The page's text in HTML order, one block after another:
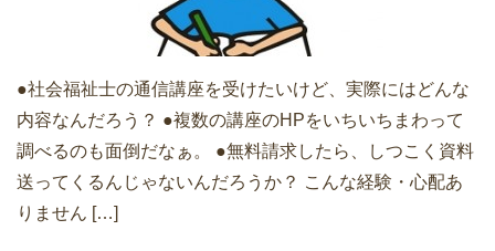
●社会福祉士の通信講座を受けたいけど、実際にはどんな
内容なんだろう？ ●複数の講座のHPをいちいちまわって
調べるのも面倒だなぁ。 ●無料請求したら、しつこく資料
送ってくるんじゃないんだろうか？ こんな経験・心配あ
りません […]